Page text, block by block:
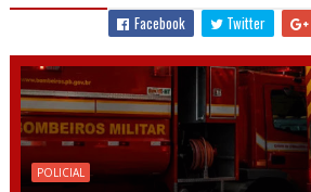
Facebook
Twitter
POLICIAL